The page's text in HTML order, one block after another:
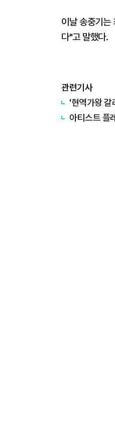
이날 송중기는
다"고 말했다.
관련기사
'현역가왕 갈
아티스트 플